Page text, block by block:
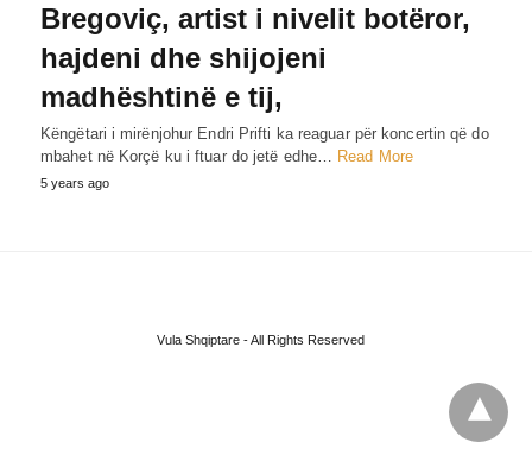
Bregoviç, artist i nivelit botëror,
hajdeni dhe shijojeni
madhështinë e tij,
Këngëtari i mirënjohur Endri Prifti ka reaguar për koncertin që do
mbahet në Korçë ku i ftuar do jetë edhe… Read More
5 years ago
Vula Shqiptare - All Rights Reserved